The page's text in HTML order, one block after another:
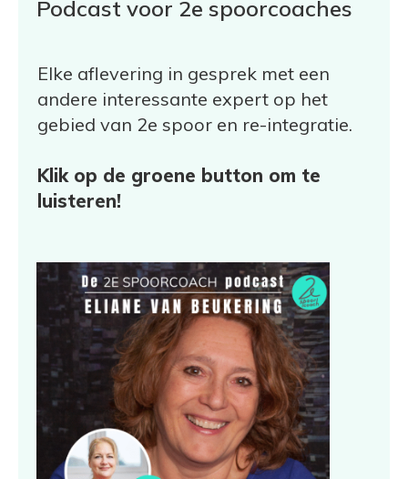
Podcast voor 2e spoorcoaches
Elke aflevering in gesprek met een
andere interessante expert op het
gebied van 2e spoor en re-integratie.
Klik op de groene button om te
luisteren!